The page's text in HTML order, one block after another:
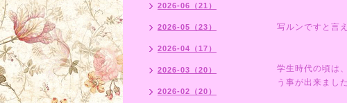
写ルンですと言
学生時代の頃は
う事が出来ました
2026-06（21）
2026-05（23）
2026-04（17）
2026-03（20）
2026-02（20）